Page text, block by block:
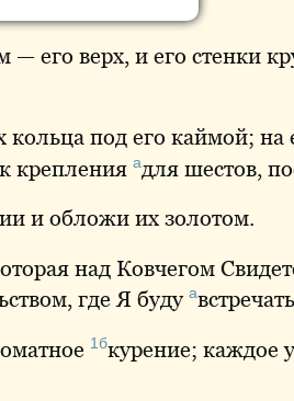
— его верх, и его стенки
кольца под его каймой; на
крепления адля шестов,
и обложи их золотом.
над Ковчегом
где Я буду а
1бкурение; каждое